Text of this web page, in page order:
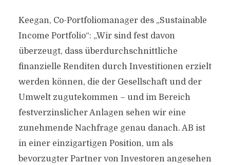
Keegan, Co-Portfoliomanager des „Sustainable
Income Portfolio“: „Wir sind fest davon
überzeugt, dass überdurchschnittliche
finanzielle Renditen durch Investitionen erzielt
werden können, die der Gesellschaft und der
Umwelt zugutekommen – und im Bereich
festverzinslicher Anlagen sehen wir eine
zunehmende Nachfrage genau danach. AB ist
in einer einzigartigen Position, um als
bevorzugter Partner von Investoren angesehen